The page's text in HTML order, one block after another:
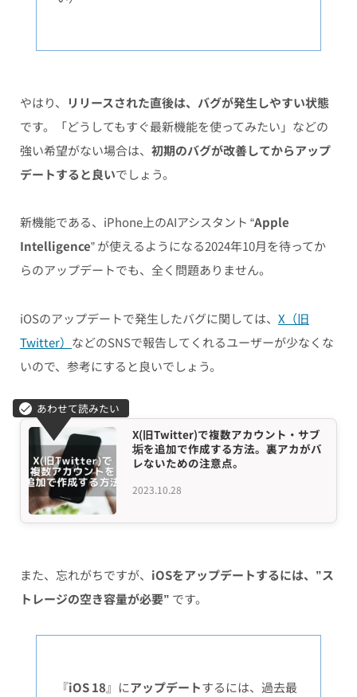
やはり、
リリースされた直後は、バグが発生しやすい状態
です。「どうしてもすぐ最新機能を使ってみたい」などの
強い希望がない場合は、 初期のバグが改善してからアップ
デートすると良いでしょう。
新機能である、iPhone上のAIアシスタント “Apple
Intelligence” が使えるようになる2024年10月を待ってか
らのアップデートでも、全く問題ありません。
iOSのアップデートで発生したバグに関しては、 X（旧
Twitter） などのSNSで報告してくれるユーザーが少なくな
いので、参考にすると良いでしょう。
2023.10.28
X(旧Twitter)で複数アカウント・サブ
垢を追加で作成する方法。裏アカがバ
レないための注意点。
また、忘れがちですが、 iOSをアップデートするには、”ス
トレージの空き容量が必要” です。
『iOS 18』にアップデートするには、過去最